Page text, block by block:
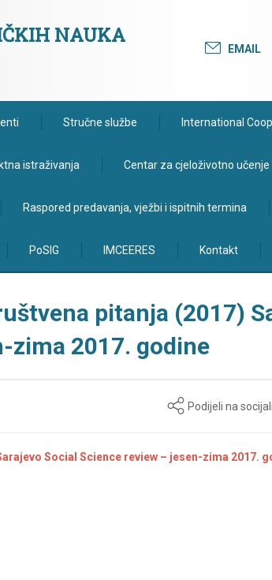
NAUKA
EMAIL
Stručne službe International
istraživanja Centar za cjeloživotno učenje
Raspored predavanja, vježbi i ispitnih termina
PoSIG IMCEERES Kontakt
pitanja (2017)
zima 2017. godine
Podijeli na
Social Science review – jesen-zima 2017.